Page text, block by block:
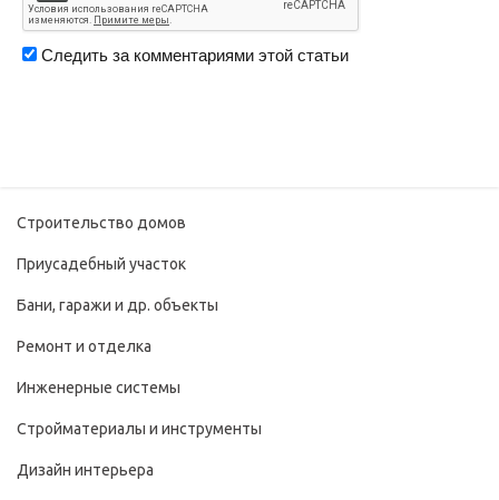
Следить за комментариями этой статьи
Строительство домов
Приусадебный участок
Бани, гаражи и др. объекты
Ремонт и отделка
Инженерные системы
Стройматериалы и инструменты
Дизайн интерьера